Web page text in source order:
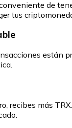
de
tus
están
recibes más